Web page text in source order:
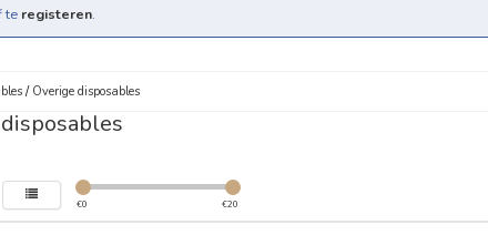
te registeren.
/ Overige disposables
€0 €20